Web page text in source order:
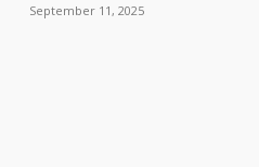
September 11, 2025